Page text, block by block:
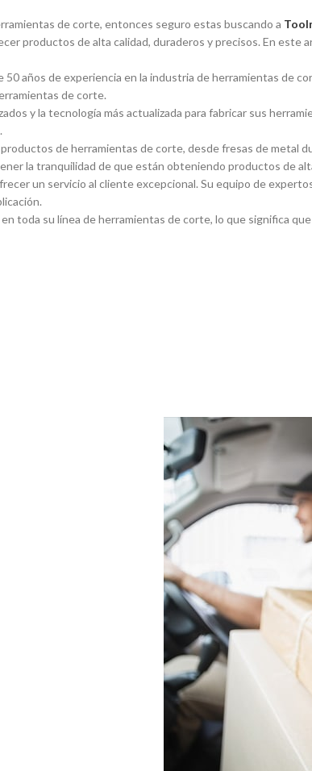
de corte, entonces seguro estas buscando a
productos de alta calidad, duraderos y precisos. En este
50 años de experiencia en la industria de herramientas
de corte.
y la tecnologí­a más actualizada para fabricar sus
de herramientas de corte, desde fresas de metal
la tranquilidad de que están obteniendo productos de
un servicio al cliente excepcional. Su equipo de
toda su lí­nea de herramientas de corte, lo que significa